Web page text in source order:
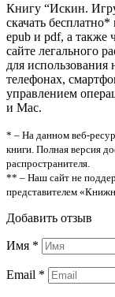
Книгу “Искин.
скачать
epub и pdf, а также
сайте легального
для
телефонах,
управлением
и Mac.
* – На данном веб-
книги. Полная версия
распространителя.
** – Наш сайт не
представителем
Добавить отзыв
Имя *
Email *